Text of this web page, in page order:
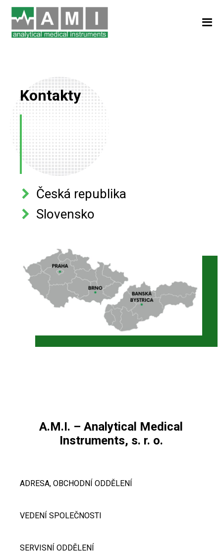
Kontakty
Česká republika
Slovensko
A.M.I. – Analytical Medical
Instruments, s. r. o.
ADRESA, OBCHODNÍ ODDĚLENÍ
VEDENÍ SPOLEČNOSTI
SERVISNÍ ODDĚLENÍ